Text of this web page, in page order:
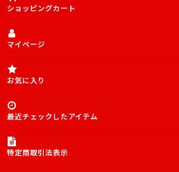
アイドルマスター シンデレラガールズ【UA55BT】
アイドルマスター シンデレラガールズ【UA55ST】
犬夜叉【UA50BT】
チェンソーマン【UA53BT】
陰の実力者になりたくて！【UA52BT】
ショッピングカート
マイページ
お気に入り
最近チェックしたアイテム
特定商取引法表示